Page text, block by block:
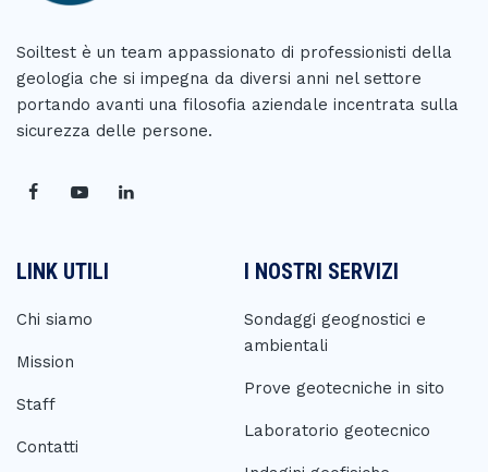
Soiltest è un team appassionato di professionisti della
geologia che si impegna da diversi anni nel settore
portando avanti una filosofia aziendale incentrata sulla
sicurezza delle persone.
LINK UTILI
Chi siamo
Mission
Staff
Contatti
I NOSTRI SERVIZI
Sondaggi geognostici e
ambientali
Prove geotecniche in sito
Laboratorio geotecnico